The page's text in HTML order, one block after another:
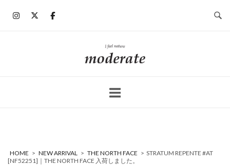
ホ
ー
HOME > NEW ARRIVAL > THE NORTH FACE > STRATUM REPENTE #AT
[NF52251]｜THE NORTH FACE 入荷しました。